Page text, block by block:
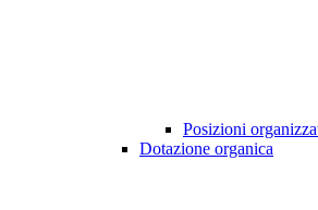
Posizioni
Dotazione organica